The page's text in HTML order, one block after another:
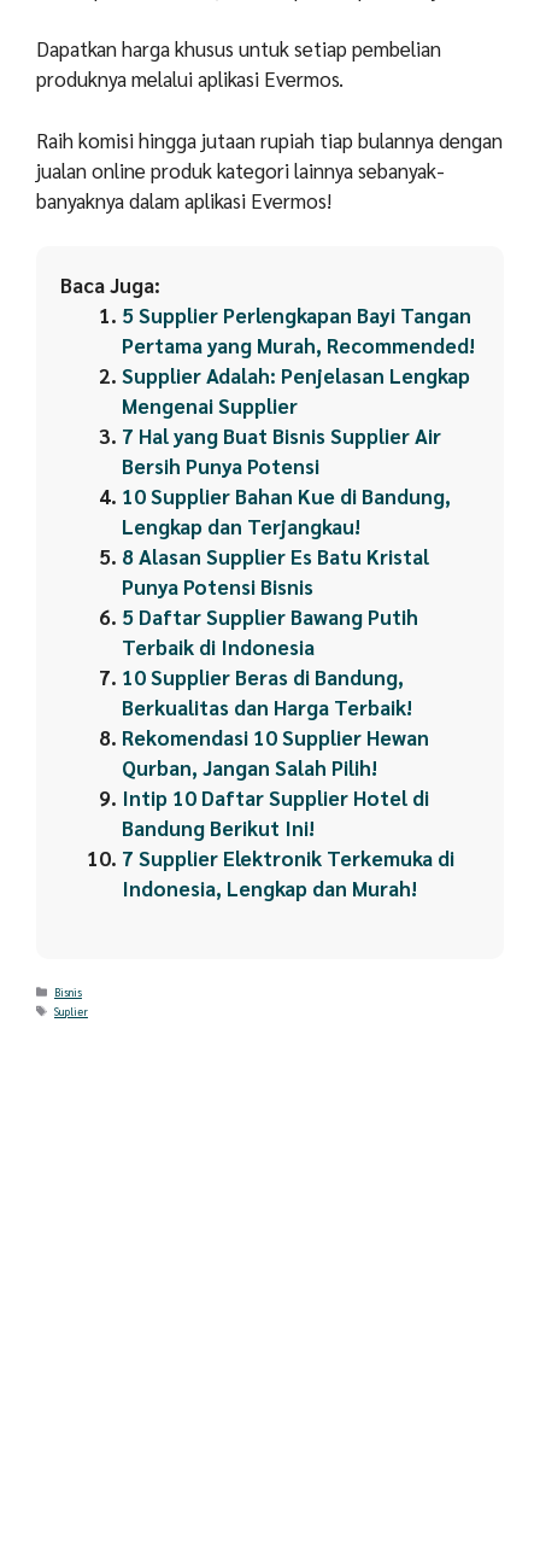
Dapatkan harga khusus untuk setiap pembelian
produknya melalui aplikasi Evermos.
Raih komisi hingga jutaan rupiah tiap bulannya dengan
jualan online produk kategori lainnya sebanyak-
banyaknya dalam aplikasi Evermos!
Baca Juga:
5 Supplier Perlengkapan Bayi Tangan
Pertama yang Murah, Recommended!
Supplier Adalah: Penjelasan Lengkap
Mengenai Supplier
7 Hal yang Buat Bisnis Supplier Air
Bersih Punya Potensi
10 Supplier Bahan Kue di Bandung,
Lengkap dan Terjangkau!
8 Alasan Supplier Es Batu Kristal
Punya Potensi Bisnis
5 Daftar Supplier Bawang Putih
Terbaik di Indonesia
10 Supplier Beras di Bandung,
Berkualitas dan Harga Terbaik!
Rekomendasi 10 Supplier Hewan
Qurban, Jangan Salah Pilih!
Intip 10 Daftar Supplier Hotel di
Bandung Berikut Ini!
7 Supplier Elektronik Terkemuka di
Indonesia, Lengkap dan Murah!
Categories
Bisnis
Tags
Suplier